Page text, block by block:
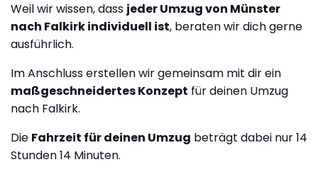
Weil wir wissen, dass jeder Umzug von Münster
nach Falkirk individuell ist, beraten wir dich gerne
ausführlich.
Im Anschluss erstellen wir gemeinsam mit dir ein
maßgeschneidertes Konzept für deinen Umzug
nach Falkirk.
Die Fahrzeit für deinen Umzug beträgt dabei nur 14
Stunden 14 Minuten.